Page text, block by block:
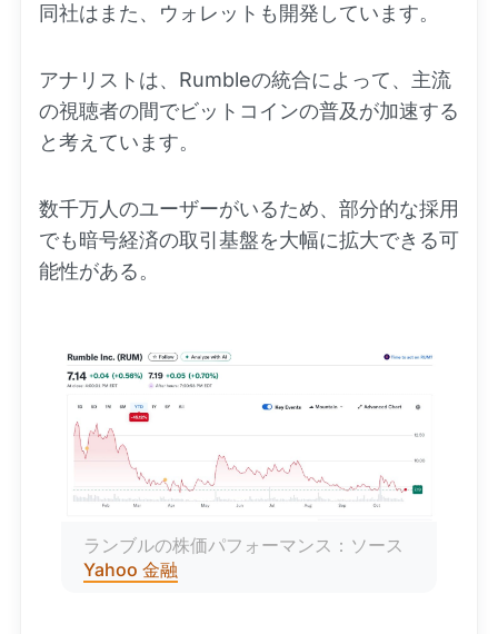
同社はまた、ウォレットも開発しています。
アナリストは、Rumbleの統合によって、主流
の視聴者の間でビットコインの普及が加速する
と考えています。
数千万人のユーザーがいるため、部分的な採用
でも暗号経済の取引基盤を大幅に拡大できる可
能性がある。
ランブルの株価パフォーマンス：ソース
Yahoo 金融